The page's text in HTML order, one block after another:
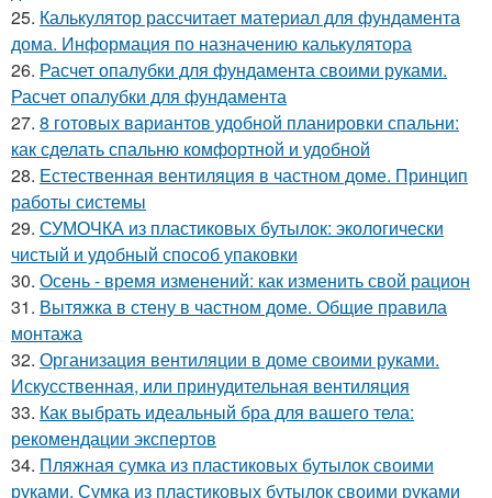
25. Калькулятор рассчитает материал для фундамента
дома. Информация по назначению калькулятора
26. Расчет опалубки для фундамента своими руками.
Расчет опалубки для фундамента
27. 8 готовых вариантов удобной планировки спальни:
как сделать спальню комфортной и удобной
28. Естественная вентиляция в частном доме. Принцип
работы системы
29. СУМОЧКА из пластиковых бутылок: экологически
чистый и удобный способ упаковки
30. Осень - время изменений: как изменить свой рацион
31. Вытяжка в стену в частном доме. Общие правила
монтажа
32. Организация вентиляции в доме своими руками.
Искусственная, или принудительная вентиляция
33. Как выбрать идеальный бра для вашего тела:
рекомендации экспертов
34. Пляжная сумка из пластиковых бутылок своими
руками. Сумка из пластиковых бутылок своими руками